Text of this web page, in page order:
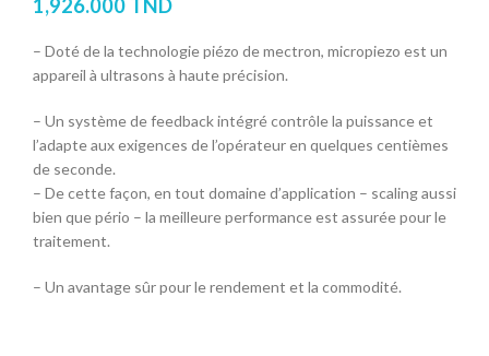
1,926.000 TND
– Doté de la technologie piézo de mectron, micropiezo est un
appareil à ultrasons à haute précision.
– Un système de feedback intégré contrôle la puissance et
l’adapte aux exigences de l’opérateur en quelques centièmes
de seconde.
– De cette façon, en tout domaine d’application – scaling aussi
bien que pério – la meilleure performance est assurée pour le
traitement.
– Un avantage sûr pour le rendement et la commodité.